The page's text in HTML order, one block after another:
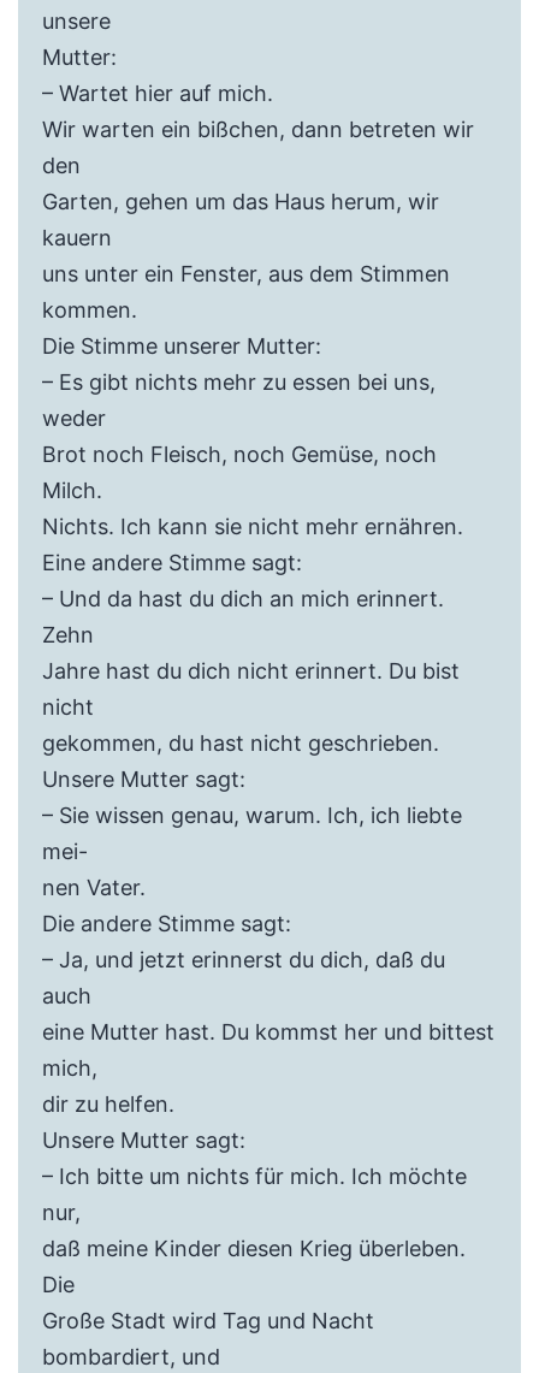
unsere
Mutter:
– Wartet hier auf mich.
Wir warten ein bißchen, dann betreten wir
den
Garten, gehen um das Haus herum, wir
kauern
uns unter ein Fenster, aus dem Stimmen
kommen.
Die Stimme unserer Mutter:
– Es gibt nichts mehr zu essen bei uns,
weder
Brot noch Fleisch, noch Gemüse, noch
Milch.
Nichts. Ich kann sie nicht mehr ernähren.
Eine andere Stimme sagt:
– Und da hast du dich an mich erinnert.
Zehn
Jahre hast du dich nicht erinnert. Du bist
nicht
gekommen, du hast nicht geschrieben.
Unsere Mutter sagt:
– Sie wissen genau, warum. Ich, ich liebte
mei-
nen Vater.
Die andere Stimme sagt:
– Ja, und jetzt erinnerst du dich, daß du
auch
eine Mutter hast. Du kommst her und bittest
mich,
dir zu helfen.
Unsere Mutter sagt:
– Ich bitte um nichts für mich. Ich möchte
nur,
daß meine Kinder diesen Krieg überleben.
Die
Große Stadt wird Tag und Nacht
bombardiert, und